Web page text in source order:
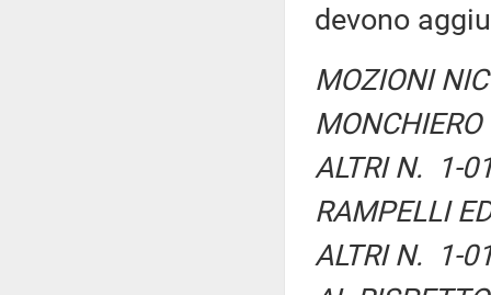
devono
MOZIONI
ALTRI N. 1-
RAMPELLI
ALTRI N. 1-